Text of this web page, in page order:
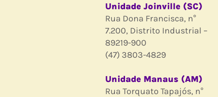
Unidade Joinville (SC)
Rua Dona Francisca, n°
7.200, Distrito Industrial –
89219-900
(47) 3803-4829
Unidade Manaus (AM)
Rua Torquato Tapajós, n°